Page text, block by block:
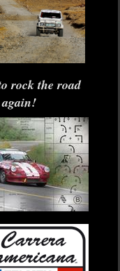
rock the road
again!